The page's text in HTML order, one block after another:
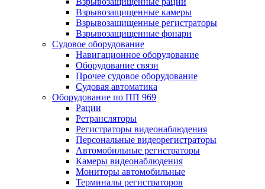
Взрывозащищенные камеры
Взрывозащищенные регистраторы
Взрывозащищенные фонари
Судовое оборудование
Навигационное оборудование
Оборудование связи
Прочее судовое оборудование
Судовая автоматика
Оборудование по ПП 969
Рации
Ретрансляторы
Регистраторы видеонаблюдения
Персональные видеорегистраторы
Автомобильные регистраторы
Камеры видеонаблюдения
Мониторы автомобильные
Терминалы регистраторов